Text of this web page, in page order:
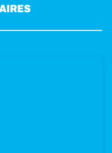
de chaque dispositif et
Lycéens et